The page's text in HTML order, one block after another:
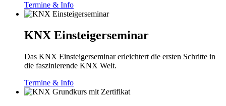
Termine & Info
KNX Einsteigerseminar
Das KNX Einsteigerseminar erleichtert die ersten Schritte in
die faszinierende KNX Welt.
Termine & Info